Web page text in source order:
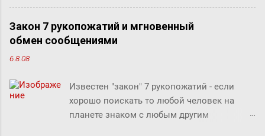
хотела... ― снова попытался уйти от прямого ответа
Малыш, но фрекен Бок прервала его жестким окриком: ―
Я сказала, отвечай ― да или нет! На простой вопрос
всегда можно ответить «да» или «нет», по-моему, это не
трудно. ― Представь себе, трудно, ― вмешался Карлсон.
убедишься. Вот, слушай! Ты перестала пить коньяк по
утрам, отвечай ― да или нет? У фрекен Бок перехватило
дыхание, казалось, она вот-вот упадет без чувств. Она
Закон 7 рукопожатий и мгновенный
обмен сообщениями
6.8.08
Известен "закон" 7 рукопожатий - если
хорошо поискать то любой человек на
планете знаком с любым другим